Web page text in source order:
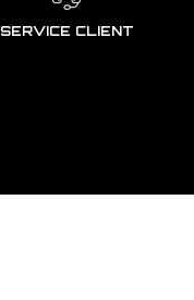
SERVICE CLIENT